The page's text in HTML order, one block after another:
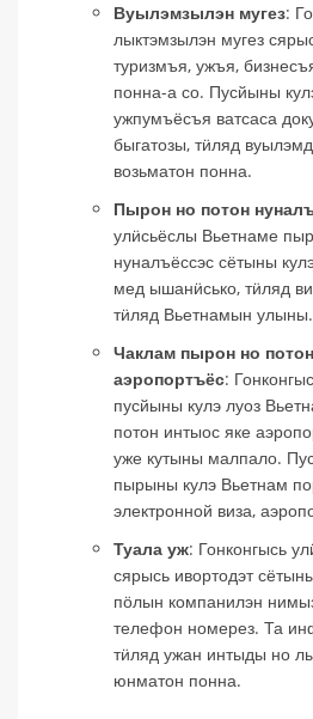
Вуылэмзылэн мугез:
лыктэмзылэн мугез
туризмъя, ужъя,
понна-а со. Пусйыны
ужпумъёсъя ватсаса
быгатозы, тӥляд
возьматон понна.
Пырон но потон
улӥсьёслы Вьетнаме
нуналъёссэс сётыны
мед ышанӥсько, тӥляд
тӥляд Вьетнамын улыны.
Чаклам пырон но
аэропортъёс:
пусйыны кулэ луоз
потон интыос яке
уже кутыны малпало.
пырыны кулэ Вьетнам
электронной виза,
Туала уж: Гонконгысь
сярысь ивортодэт
пӧлын компанилэн
телефон номерез. Та
тӥляд ужан интыды но
юнматон понна.